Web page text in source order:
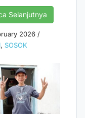
Selanjutnya
2026 /
, SOSOK